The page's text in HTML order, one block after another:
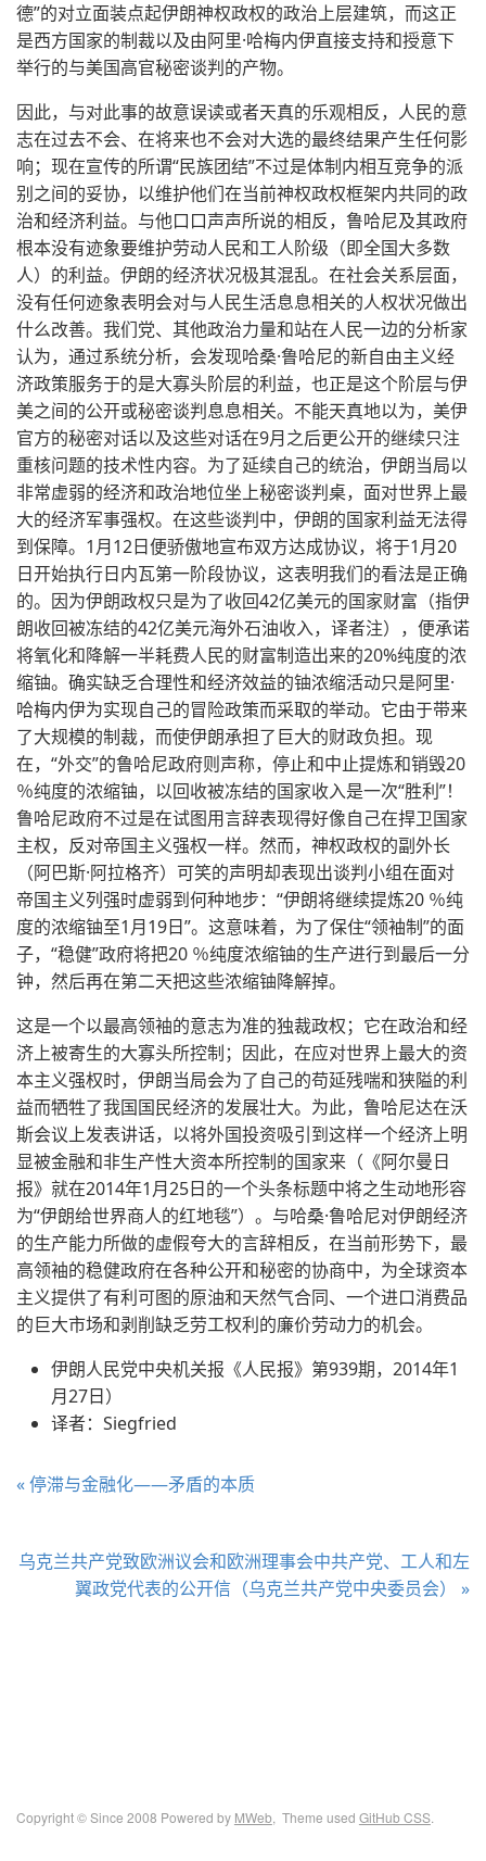
德”的对立面装点起伊朗神权政权的政治上层建筑，而这正
是西方国家的制裁以及由阿里·哈梅内伊直接支持和授意下
举行的与美国高官秘密谈判的产物。
因此，与对此事的故意误读或者天真的乐观相反，人民的意
志在过去不会、在将来也不会对大选的最终结果产生任何影
响；现在宣传的所谓“民族团结”不过是体制内相互竞争的派
别之间的妥协，以维护他们在当前神权政权框架内共同的政
治和经济利益。与他口口声声所说的相反，鲁哈尼及其政府
根本没有迹象要维护劳动人民和工人阶级（即全国大多数
人）的利益。伊朗的经济状况极其混乱。在社会关系层面，
没有任何迹象表明会对与人民生活息息相关的人权状况做出
什么改善。我们党、其他政治力量和站在人民一边的分析家
认为，通过系统分析，会发现哈桑·鲁哈尼的新自由主义经
济政策服务于的是大寡头阶层的利益，也正是这个阶层与伊
美之间的公开或秘密谈判息息相关。不能天真地以为，美伊
官方的秘密对话以及这些对话在9月之后更公开的继续只注
重核问题的技术性内容。为了延续自己的统治，伊朗当局以
非常虚弱的经济和政治地位坐上秘密谈判桌，面对世界上最
大的经济军事强权。在这些谈判中，伊朗的国家利益无法得
到保障。1月12日便骄傲地宣布双方达成协议，将于1月20
日开始执行日内瓦第一阶段协议，这表明我们的看法是正确
的。因为伊朗政权只是为了收回42亿美元的国家财富（指伊
朗收回被冻结的42亿美元海外石油收入，译者注），便承诺
将氧化和降解一半耗费人民的财富制造出来的20%纯度的浓
缩铀。确实缺乏合理性和经济效益的铀浓缩活动只是阿里·
哈梅内伊为实现自己的冒险政策而采取的举动。它由于带来
了大规模的制裁，而使伊朗承担了巨大的财政负担。现
在，“外交”的鲁哈尼政府则声称，停止和中止提炼和销毁20
％纯度的浓缩铀，以回收被冻结的国家收入是一次“胜利”！
鲁哈尼政府不过是在试图用言辞表现得好像自己在捍卫国家
主权，反对帝国主义强权一样。然而，神权政权的副外长
（阿巴斯·阿拉格齐）可笑的声明却表现出谈判小组在面对
帝国主义列强时虚弱到何种地步：“伊朗将继续提炼20 ％纯
度的浓缩铀至1月19日”。这意味着，为了保住“领袖制”的面
子，“稳健”政府将把20 ％纯度浓缩铀的生产进行到最后一分
钟，然后再在第二天把这些浓缩铀降解掉。
这是一个以最高领袖的意志为准的独裁政权；它在政治和经
济上被寄生的大寡头所控制；因此，在应对世界上最大的资
本主义强权时，伊朗当局会为了自己的苟延残喘和狭隘的利
益而牺牲了我国国民经济的发展壮大。为此，鲁哈尼达在沃
斯会议上发表讲话，以将外国投资吸引到这样一个经济上明
显被金融和非生产性大资本所控制的国家来（《阿尔曼日
报》就在2014年1月25日的一个头条标题中将之生动地形容
为“伊朗给世界商人的红地毯”）。与哈桑·鲁哈尼对伊朗经济
的生产能力所做的虚假夸大的言辞相反，在当前形势下，最
高领袖的稳健政府在各种公开和秘密的协商中，为全球资本
主义提供了有利可图的原油和天然气合同、一个进口消费品
的巨大市场和剥削缺乏劳工权利的廉价劳动力的机会。
伊朗人民党中央机关报《人民报》第939期，2014年1
月27日）
译者：Siegfried
« 停滞与金融化——矛盾的本质
乌克兰共产党致欧洲议会和欧洲理事会中共产党、工人和左
翼政党代表的公开信（乌克兰共产党中央委员会） »
Copyright © Since 2008 Powered by MWeb, Theme used GitHub CSS.